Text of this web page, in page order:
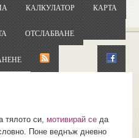
КАЛКУЛАТОР КАРТА
ОТСЛАБВАНЕ
тялото си, мотивирай седа
Поне веднъж дневно